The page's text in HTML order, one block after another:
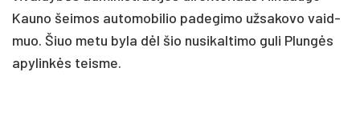
Kau­no šei­mos au­to­mo­bi­lio pa­de­gi­mo už­sa­ko­vo vaid­
muo. Šiuo me­tu by­la dėl šio nu­si­kal­ti­mo gu­li Plungės
apy­linkės teis­me.